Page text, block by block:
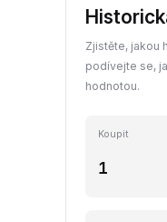
Zjistěte, jakou
podívejte se,
hodnotou.
Koupit